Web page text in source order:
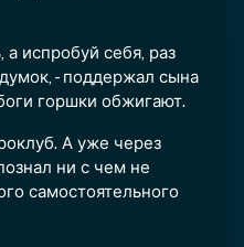
а испробуй себя, раз
- поддержал сына
горшки обжигают.
А уже через
ни с чем не
самостоятельного